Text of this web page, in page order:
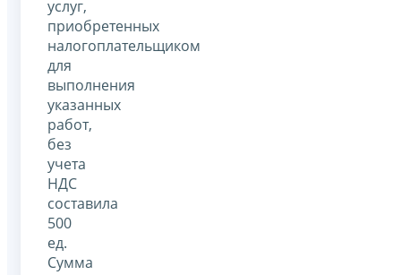
услуг,
приобретенных
налогоплательщиком
для
выполнения
указанных
работ,
без
учета
НДС
составила
500
ед.
Сумма